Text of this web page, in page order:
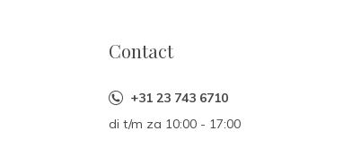
Contact
+31 23 743 6710
di t/m za 10:00 - 17:00